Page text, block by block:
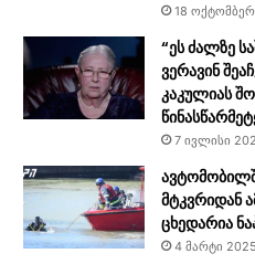
18
“ეს ძალზე
ვერავინ
კაკულიას
7 ივლისი
მტკვრიდან
ცხედარია
4 მარტი 2025